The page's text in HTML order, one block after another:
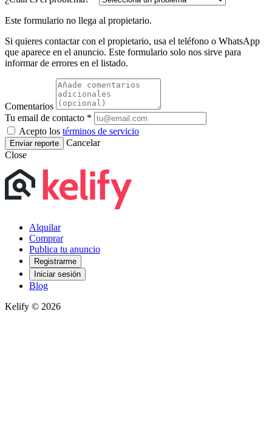
Este formulario no llega al propietario.
Si quieres contactar con el propietario, usa el teléfono o WhatsApp
que aparece en el anuncio. Este formulario solo nos sirve para
informar de errores en el listado.
Comentarios
Tu email de contacto *
Acepto los términos de servicio
Enviar reporte
Cancelar
Close
Alquilar
Comprar
Publica tu anuncio
Registrarme
Iniciar sesión
Blog
Kelify © 2026